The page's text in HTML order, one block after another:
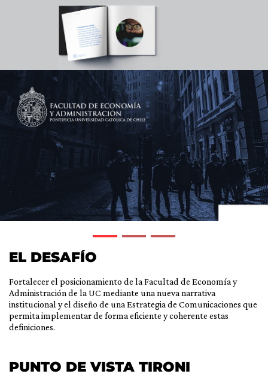
EL DESAFÍO
Fortalecer el posicionamiento de la Facultad de Economía y
Administración de la UC mediante una nueva narrativa
institucional y el diseño de una Estrategia de Comunicaciones que
permita implementar de forma eficiente y coherente estas
definiciones.
PUNTO DE VISTA TIRONI